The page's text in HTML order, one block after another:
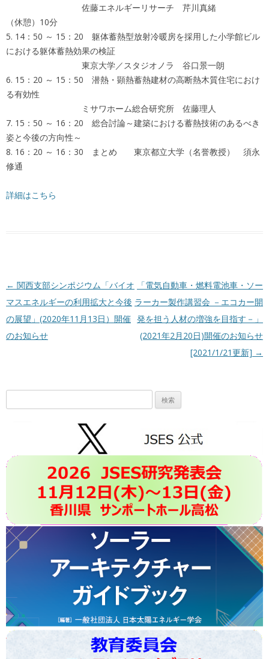
佐藤エネルギーリサーチ 芹川真緒
（休憩）10分
5. 14：50 ～ 15：20 躯体蓄熱型放射冷暖房を採用した小学館ビル
における躯体蓄熱効果の検証
東京大学／スタジオノラ 谷口景一朗
6. 15：20 ～ 15：50 潜熱・顕熱蓄熱建材の高断熱木質住宅におけ
る有効性
ミサワホーム総合研究所 佐藤理人
7. 15：50 ～ 16：20 総合討論～建築における蓄熱技術のあるべき
姿と今後の方向性～
8. 16：20 ～ 16：30 まとめ 東京都立大学（名誉教授） 須永
修通
詳細はこちら
投稿ナビゲーション
← 関西支部シンポジウム「バイオ
マスエネルギーの利用拡大と今後
の展望」(2020年11月13日）開催
のお知らせ
「電気自動車・燃料電池車・ソー
ラーカー製作講習会 －エコカー開
発を担う人材の増強を目指す－」
(2021年2月20日)開催のお知らせ
[2021/1/21更新] →
索: